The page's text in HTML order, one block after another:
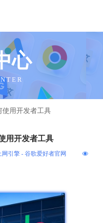
心
T E R
使用开发者工具
用开发者工具
引擎 - 谷歌爱好者官网